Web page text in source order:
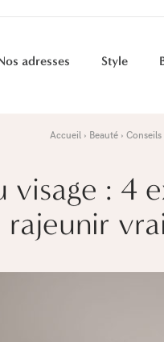
adresses Style
Accueil Beauté
visage : 4
rajeunir